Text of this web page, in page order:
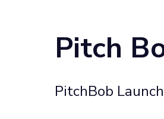
Pitch
PitchBob